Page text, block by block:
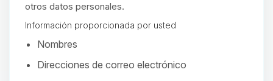
otros datos personales.
Información proporcionada por usted
Nombres
Direcciones de correo electrónico